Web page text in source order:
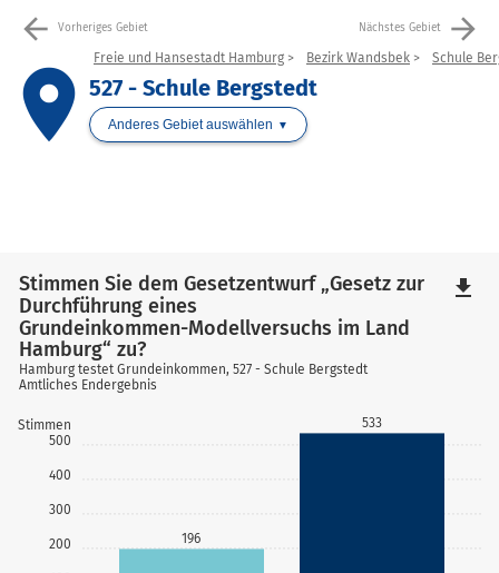
arrow_back Vorheriges Gebiet Nächstes Gebiet arrow_forward
place
Freie und Hansestadt Hamburg Bezirk Wandsbek Schule
527 - Schule Bergstedt
Anderes Gebiet auswählen
200
300
400
500
Stimmen
196
533
Stimmen Sie dem Gesetzentwurf „Gesetz zur
Durchführung eines
Grundeinkommen-Modellversuchs im Land
Hamburg“ zu?
Hamburg testet Grundeinkommen, 527 - Schule Bergstedt
Amtliches Endergebnis
file_download